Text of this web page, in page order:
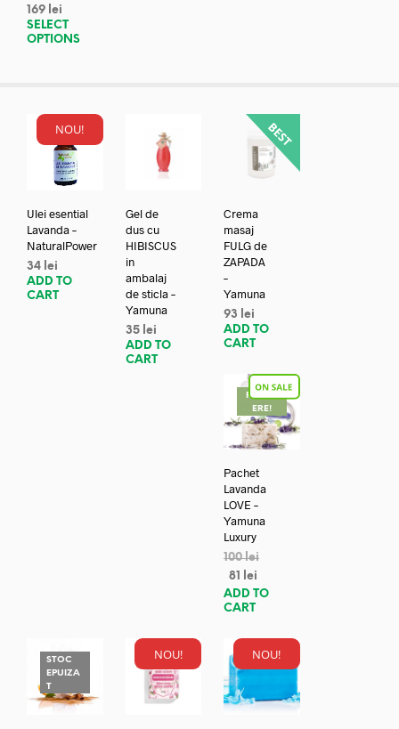
169 lei
SELECT
OPTIONS
NOU!
Ulei esential
Lavanda –
NaturalPower
34 lei
ADD TO
CART
Gel de
dus cu
HIBISCUS
in
ambalaj
de sticla –
Yamuna
35 lei
ADD TO
CART
Crema
masaj
FULG de
ZAPADA
–
Yamuna
93
lei
ADD TO
CART
REDUC
ERE!
Pachet
Lavanda
LOVE –
Yamuna
Luxury
100lei
81
lei
ADD TO
CART
STOC
EPUIZA
T
NOU! NOU!